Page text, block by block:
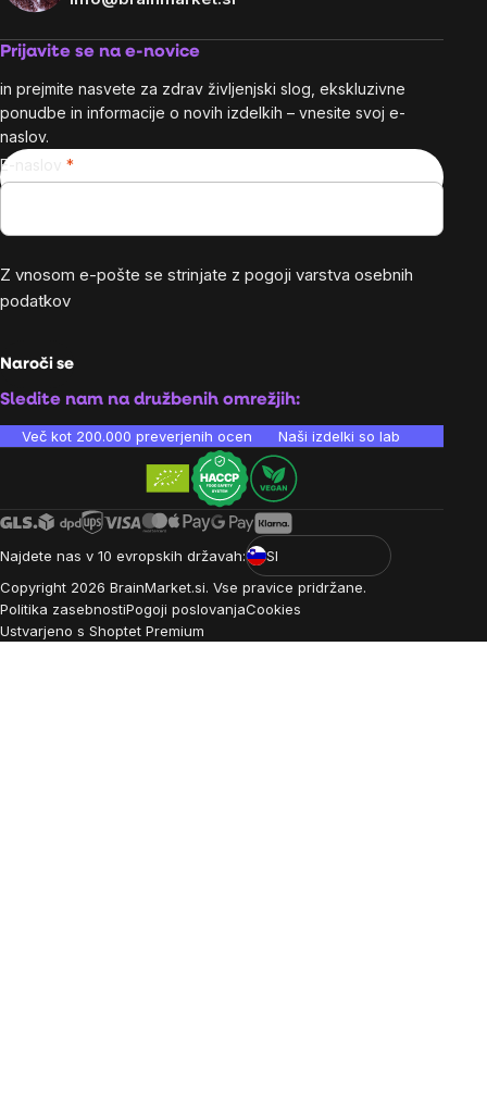
Prijavite se na e-novice
in prejmite nasvete za zdrav življenjski slog, ekskluzivne
ponudbe in informacije o novih izdelkih – vnesite svoj e-
naslov.
E-naslov
Z vnosom e-pošte se strinjate z pogoji varstva osebnih
podatkov
Naroči se
Sledite nam na družbenih omrežjih:
Več kot 200.000 preverjenih ocen Naši izdelki so laboratorijsko
Najdete nas v 10 evropskih državah:
SI
Copyright 2026 BrainMarket.si. Vse pravice pridržane.
Politika zasebnostiPogoji poslovanjaCookies
Ustvarjeno s Shoptet Premium